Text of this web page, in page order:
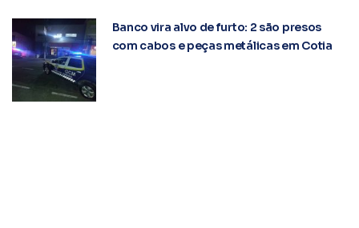
Banco vira alvo de furto: 2 são presos
com cabos e peças metálicas em Cotia